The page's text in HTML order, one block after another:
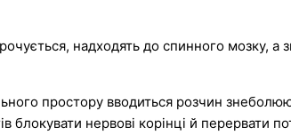
надходять до спинного мозку, а
простору вводиться розчин
нервові корінці й перервати